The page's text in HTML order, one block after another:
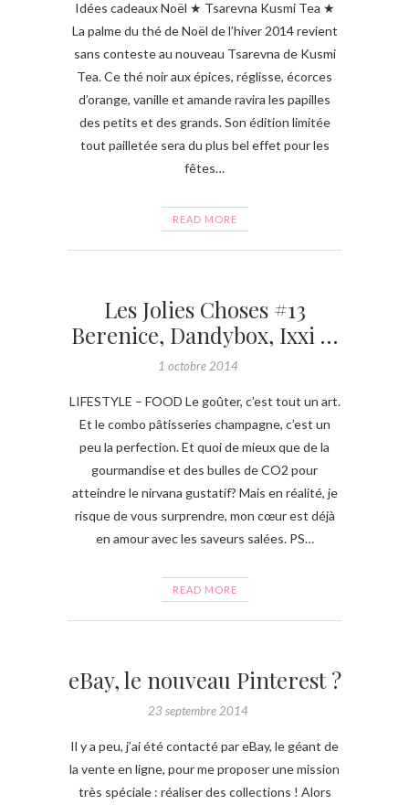
Idées cadeaux Noël ★ Tsarevna Kusmi Tea ★
La palme du thé de Noël de l’hiver 2014 revient
sans conteste au nouveau Tsarevna de Kusmi
Tea. Ce thé noir aux épices, réglisse, écorces
d’orange, vanille et amande ravira les papilles
des petits et des grands. Son édition limitée
tout pailletée sera du plus bel effet pour les
fêtes…
READ MORE
Les Jolies Choses #13
Berenice, Dandybox, Ixxi …
1 octobre 2014
LIFESTYLE – FOOD Le goûter, c’est tout un art.
Et le combo pâtisseries champagne, c’est un
peu la perfection. Et quoi de mieux que de la
gourmandise et des bulles de CO2 pour
atteindre le nirvana gustatif? Mais en réalité, je
risque de vous surprendre, mon cœur est déjà
en amour avec les saveurs salées. PS…
READ MORE
eBay, le nouveau Pinterest ?
23 septembre 2014
Il y a peu, j’ai été contacté par eBay, le géant de
la vente en ligne, pour me proposer une mission
très spéciale : réaliser des collections ! Alors